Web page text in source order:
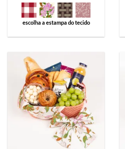
escolha a estampa do tecido